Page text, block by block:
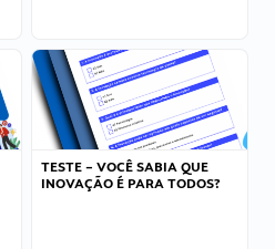
TESTE – VOCÊ SABIA QUE
INOVAÇÃO É PARA TODOS?